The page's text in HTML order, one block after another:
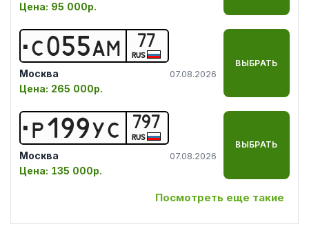
Цена: 95 000р.
С055АМ 77
RUS
Москва 07.08.2026
Цена: 265 000р.
ВЫБРАТЬ
Р1 99УС 797
RUS
Москва 07.08.2026
Цена: 135 000р.
ВЫБРАТЬ
Посмотреть еще такие